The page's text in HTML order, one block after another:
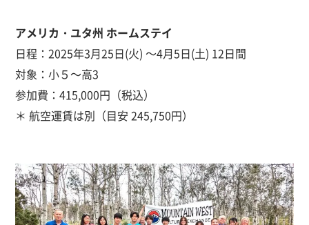
アメリカ ・ ユタ州 ホームステイ
日程：2025年3月25日(火) ～4月5日(土) 12日間
対象：小５～高3
参加費：415,000円（税込）
＊ 航空運賃は別（目安 245,750円）